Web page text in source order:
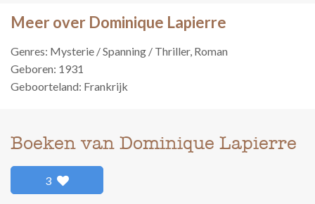
Meer over Dominique Lapierre
Genres: Mysterie / Spanning / Thriller, Roman
Geboren: 1931
Geboorteland: Frankrijk
Boeken van Dominique Lapierre
3